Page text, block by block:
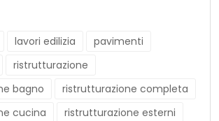
lavori edilizia
pavimenti
ristrutturazione
bagno
ristrutturazione completa
cucina
ristrutturazione esterni